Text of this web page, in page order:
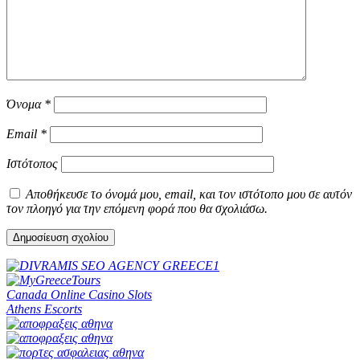
Όνομα *
Email *
Ιστότοπος
Αποθήκευσε το όνομά μου, email, και τον ιστότοπο μου σε αυτόν
τον πλοηγό για την επόμενη φορά που θα σχολιάσω.
Canada Online Casino Slots
Athens Escorts